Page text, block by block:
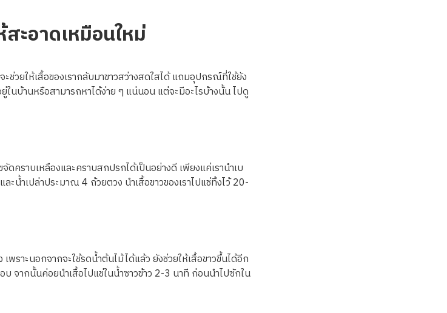
ะอาดเหมือนใหม่
ช่วยให้เสื้อของเรากลับมาขาวสว่างสดใสได้ แถมอุปกรณ์ที่ใช้ยัง
ในบ้านหรือสามารถหาได้ง่าย ๆ แน่นอน แต่จะมีอะไรบ้างนั้น ไปดู
ดคราบเหลืองและคราบสกปรกได้เป็นอย่างดี เพียงแค่เรานำเบ
น้ำเปล่าประมาณ 4 ถ้วยตวง นำเสื้อขาวของเราไปแช่ทิ้งไว้ 20-
เพราะนอกจากจะใช้รดน้ำต้นไม้ได้แล้ว ยังช่วยให้เสื้อขาวขึ้นได้อีก
บ จากนั้นค่อยนำเสื้อไปแช่ในน้ำซาวข้าว 2-3 นาที ก่อนนำไปซักใน